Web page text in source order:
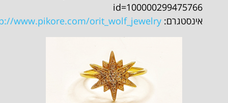
id=100000299475766
אינסטגרם: www.pikore.com/orit_wolf_jewelry